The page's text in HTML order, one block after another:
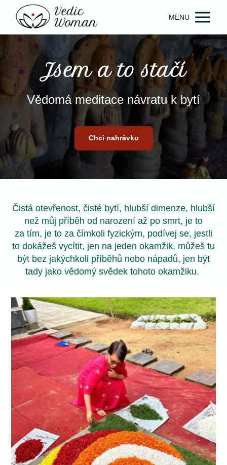
MENU
Jsem a to stačí
Vědomá meditace návratu k bytí
Chci nahrávku
Čistá otevřenost, čisté bytí, hlubší dimenze, hlubší
než můj příběh od narození až po smrt, je to
za tím, je to za čímkoli fyzickým, podívej se, jestli
to dokážeš vycítit, jen na jeden okamžik, můžeš tu
být bez jakýchkoli příběhů nebo nápadů, jen být
tady jako vědomý svědek tohoto okamžiku.